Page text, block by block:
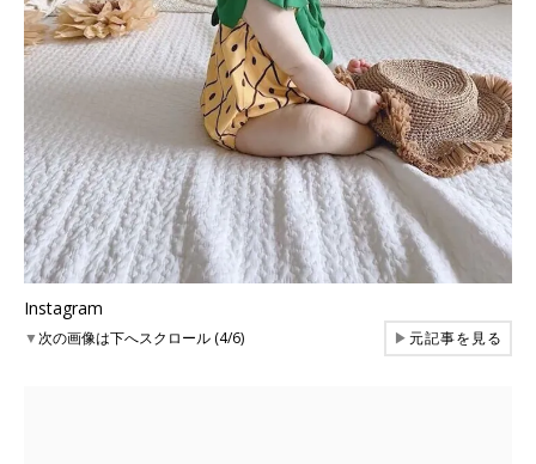
Instagram
▼次の画像は下へスクロール (4/6) ▶元記事を見る